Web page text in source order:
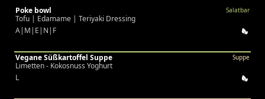
Poke bowl Salatbar
Tofu | Edamame | Teriyaki Dressing
A|M|E|N|F
Vegane Süßkartoffel Suppe Suppe
Limetten - Kokosnuss Yoghurt
L